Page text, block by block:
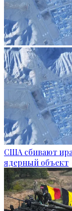
США сбивают
ядерный объект